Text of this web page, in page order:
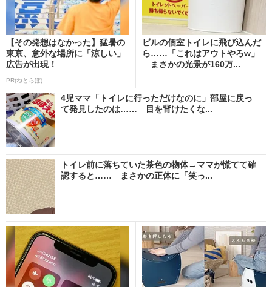
【その発想はなかった】猛暑の
東京、意外な場所に「涼しい」
広告が出現！
PR(ねとらぼ)
ビルの個室トイレに飛び込んだ
ら……「これはアウトやろw」
まさかの光景が160万...
4児ママ「トイレに行っただけなのに」部屋に戻っ
て発見したのは…… 目を背けたくな...
トイレ前に落ちていた茶色の物体→ママが慌てて確
認すると…… まさかの正体に「笑っ...